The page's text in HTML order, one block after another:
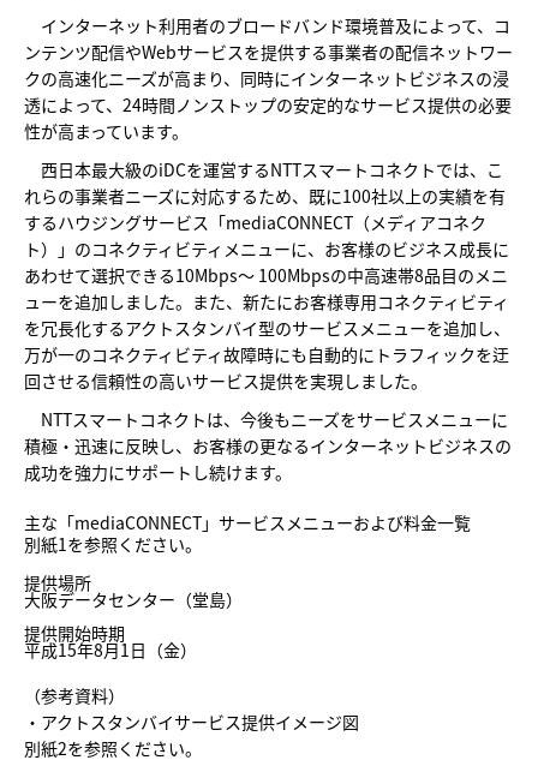
インターネット利用者のブロードバンド環境普及によって、コ
ンテンツ配信やWebサービスを提供する事業者の配信ネットワー
クの高速化ニーズが高まり、同時にインターネットビジネスの浸
透によって、24時間ノンストップの安定的なサービス提供の必要
性が高まっています。
西日本最大級のiDCを運営するNTTスマートコネクトでは、こ
れらの事業者ニーズに対応するため、既に100社以上の実績を有
するハウジングサービス「mediaCONNECT（メディアコネク
ト）」のコネクティビティメニューに、お客様のビジネス成長に
あわせて選択できる10Mbps～ 100Mbpsの中高速帯8品目のメニ
ューを追加しました。また、新たにお客様専用コネクティビティ
を冗長化するアクトスタンバイ型のサービスメニューを追加し、
万が一のコネクティビティ故障時にも自動的にトラフィックを迂
回させる信頼性の高いサービス提供を実現しました。
NTTスマートコネクトは、今後もニーズをサービスメニューに
積極・迅速に反映し、お客様の更なるインターネットビジネスの
成功を強力にサポートし続けます。
主な「mediaCONNECT」サービスメニューおよび料金一覧
別紙1を参照ください。
提供場所
大阪データセンター（堂島）
提供開始時期
平成15年8月1日（金）
（参考資料）
・アクトスタンバイサービス提供イメージ図
別紙2を参照ください。